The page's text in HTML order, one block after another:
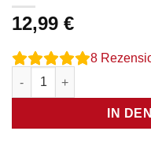
12,99 €
8
Wood Stork Spiced 0,7l
IN